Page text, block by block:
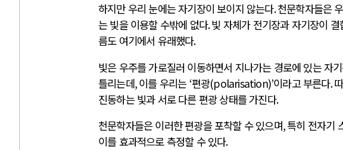
하지만 우리 눈에는 자기장이 보이지 않는다.천문학자들은
는 빛을 이용할 수밖에 없다.빛 자체가 전기장과 자기장이
름도 여기에서 유래했다.
빛은 우주를 가로질러 이동하면서 지나가는 경로에 있는 자
틀리는데,이를 우리는 ‘편광(polarisation)’이라고 부른다.
진동하는 빛과 서로 다른 편광 상태를 가진다.
천문학자들은 이러한 편광을 포착할 수 있으며,특히 전자기
이를 효과적으로 측정할 수 있다.